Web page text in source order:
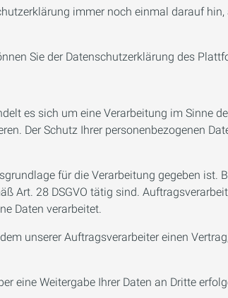
immer noch einmal darauf
Sie der Datenschutzerklärung des
es sich um eine Verarbeitung im Sinne
Der Schutz Ihrer personenbezogenen
für die Verarbeitung gegeben
Art. 28 DSGVO tätig sind.
Daten verarbeitet.
unserer Auftragsverarbeiter einen
eine Weitergabe Ihrer Daten an Dritte